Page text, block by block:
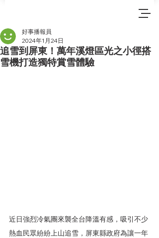
追雪到屏東！萬年溪燈區光之小徑搭
雪機打造獨特賞雪體驗
好事播報員
2024年1月24日
近日強烈冷氣團來襲全台降溫有感，吸引不少
熱血民眾紛紛上山追雪，屏東縣政府為讓一年